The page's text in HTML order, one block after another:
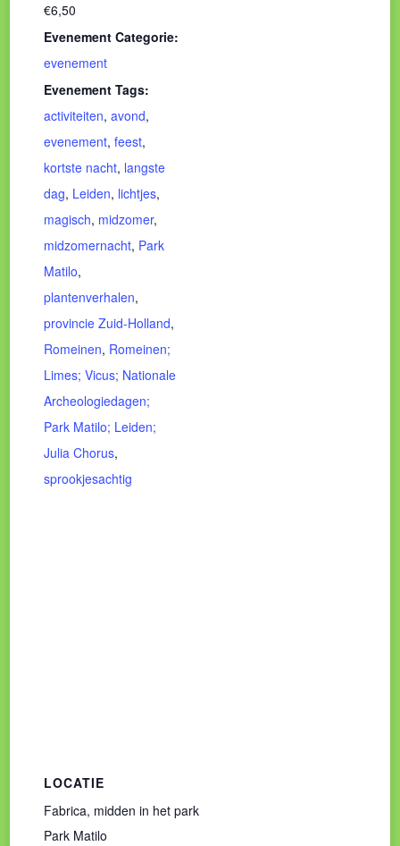
€6,50
Evenement Categorie:
evenement
Evenement Tags:
activiteiten, avond,
evenement, feest,
kortste nacht, langste
dag, Leiden, lichtjes,
magisch, midzomer,
midzomernacht, Park
Matilo,
plantenverhalen,
provincie Zuid-Holland,
Romeinen, Romeinen;
Limes; Vicus; Nationale
Archeologiedagen;
Park Matilo; Leiden;
Julia Chorus,
sprookjesachtig
LOCATIE
Fabrica, midden in het park
Park Matilo